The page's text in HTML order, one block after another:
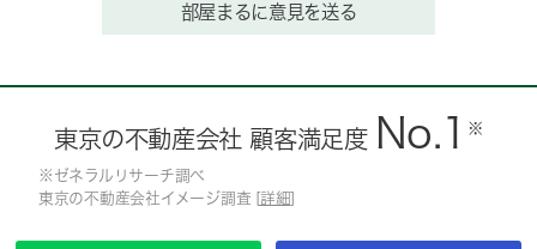
部屋まるに意見を送る
東京の不動産会社 顧客満足度 No.1 ※
※ゼネラルリサーチ調べ
東京の不動産会社イメージ調査 [ 詳細